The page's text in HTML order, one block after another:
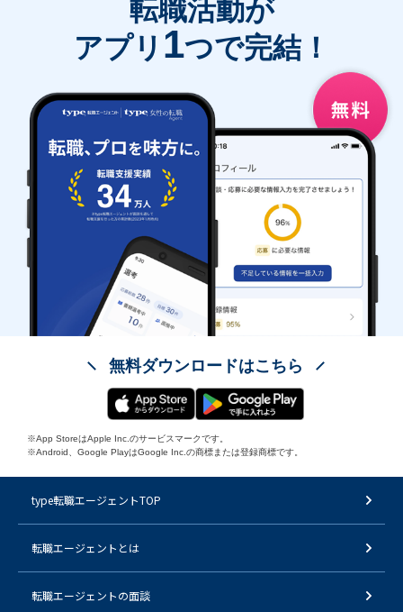
転職活動が
アプリ 1つで完結！
無料ダウンロードはこちら
※App StoreはApple Inc.のサービスマークです。
※Android、Google PlayはGoogle Inc.の商標または登録商標です。
type転職エージェントTOP
転職エージェントとは
転職エージェントの面談